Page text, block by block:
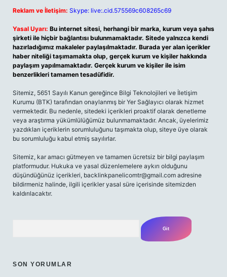
Reklam ve İletişim: Skype: live:.cid.575569c608265c69
Yasal Uyarı: Bu internet sitesi, herhangi bir marka, kurum veya şahıs
şirketi ile hiçbir bağlantısı bulunmamaktadır. Sitede yalnızca kendi
hazırladığımız makaleler paylaşılmaktadır. Burada yer alan içerikler
haber niteliği taşımamakta olup, gerçek kurum ve kişiler hakkında
paylaşım yapılmamaktadır. Gerçek kurum ve kişiler ile isim
benzerlikleri tamamen tesadüfidir.
Sitemiz, 5651 Sayılı Kanun gereğince Bilgi Teknolojileri ve İletişim
Kurumu (BTK) tarafından onaylanmış bir Yer Sağlayıcı olarak hizmet
vermektedir. Bu nedenle, sitedeki içerikleri proaktif olarak denetleme
veya araştırma yükümlülüğümüz bulunmamaktadır. Ancak, üyelerimiz
yazdıkları içeriklerin sorumluluğunu taşımakta olup, siteye üye olarak
bu sorumluluğu kabul etmiş sayılırlar.
Sitemiz, kar amacı gütmeyen ve tamamen ücretsiz bir bilgi paylaşım
platformudur. Hukuka ve yasal düzenlemelere aykırı olduğunu
düşündüğünüz içerikleri, backlinkpanelicomtr@gmail.com adresine
bildirmeniz halinde, ilgili içerikler yasal süre içerisinde sitemizden
kaldırılacaktır.
SON YORUMLAR